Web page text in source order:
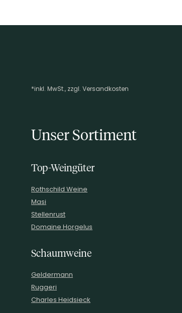
Footer-Menü
*inkl. MwSt., zzgl. Versandkosten
Unser Sortiment
Top-Weingüter
Rothschild Weine
Masi
Stellenrust
Domaine Horgelus
Schaumweine
Geldermann
Ruggeri
Charles Heidsieck